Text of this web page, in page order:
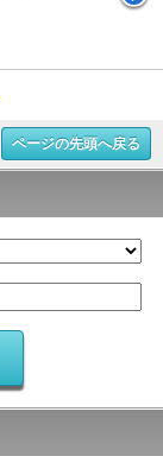
ページの先頭へ戻る